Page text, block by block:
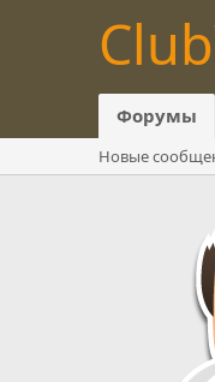
Club
Форумы
Новые